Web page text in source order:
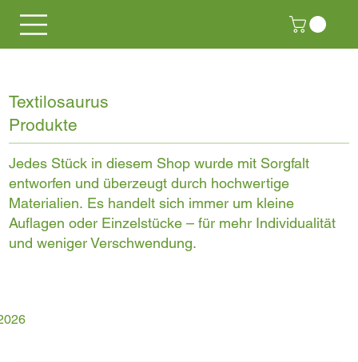
Textilosaurus
Produkte
Jedes Stück in diesem Shop wurde mit Sorgfalt
entworfen und überzeugt durch hochwertige
Materialien. Es handelt sich immer um kleine
Auflagen oder Einzelstücke – für mehr Individualität
und weniger Verschwendung.